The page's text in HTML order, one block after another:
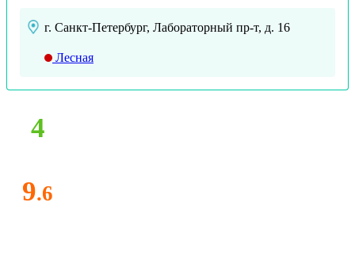
г. Санкт-Петербург, Лабораторный пр-т, д. 16
Лесная
4
9.6